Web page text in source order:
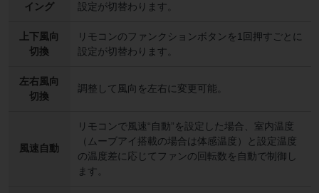
イング
設定が切替わります。
上下風向
切換
リモコンのファンクションボタンを1回押すごとに
設定が切替わります。
左右風向
切換
調整して風向を左右に変更可能。
風速自動
リモコンで風速“自動”を設定した場合、室内温度
（ムーブアイ搭載の場合は体感温度）と設定温度
の温度差に応じてファンの回転数を自動で制御し
ます。